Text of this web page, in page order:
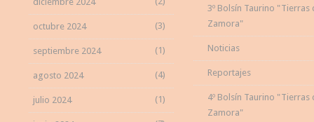
octubre 2024 (3)
septiembre 2024 (1)
agosto 2024 (4)
julio 2024 (1)
3º Bolsín Taurino "Tierras
Zamora"
Noticias
Reportajes
4º Bolsín Taurino "Tierras
Zamora"